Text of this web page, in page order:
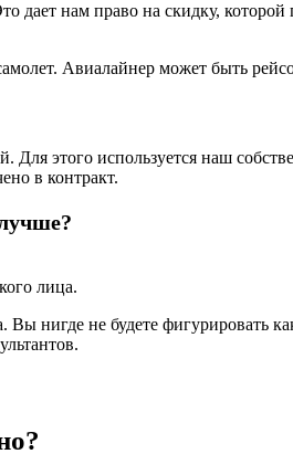
нам право на скидку, которой
Авиалайнер может быть
этого используется наш
в контракт.
лица.
нигде не будете фигурировать